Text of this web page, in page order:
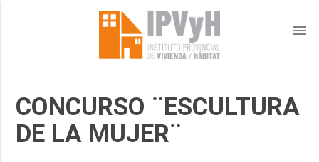
menu
CONCURSO ¨ESCULTURA
DE LA MUJER¨